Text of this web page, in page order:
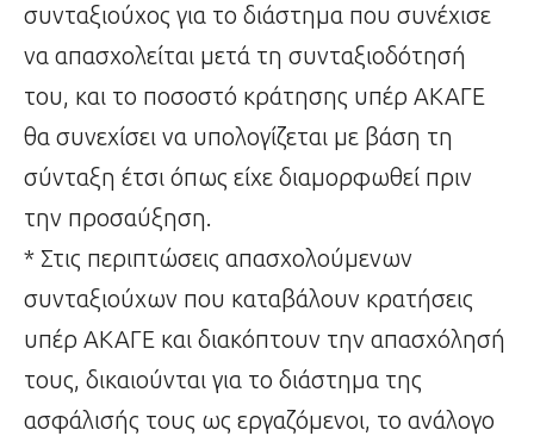
συνταξιούχος για το διάστημα που συνέχισε
να απασχολείται μετά τη συνταξιοδότησή
του, και το ποσοστό κράτησης υπέρ ΑΚΑΓΕ
θα συνεχίσει να υπολογίζεται με βάση τη
σύνταξη έτσι όπως είχε διαμορφωθεί πριν
την προσαύξηση.
* Στις περιπτώσεις απασχολούμενων
συνταξιούχων που καταβάλουν κρατήσεις
υπέρ ΑΚΑΓΕ και διακόπτουν την απασχόλησή
τους, δικαιούνται για το διάστημα της
ασφάλισής τους ως εργαζόμενοι, το ανάλογο